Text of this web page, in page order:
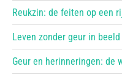
Reukzin: de feiten op een
Leven zonder geur in beeld
Geur en herinneringen: de